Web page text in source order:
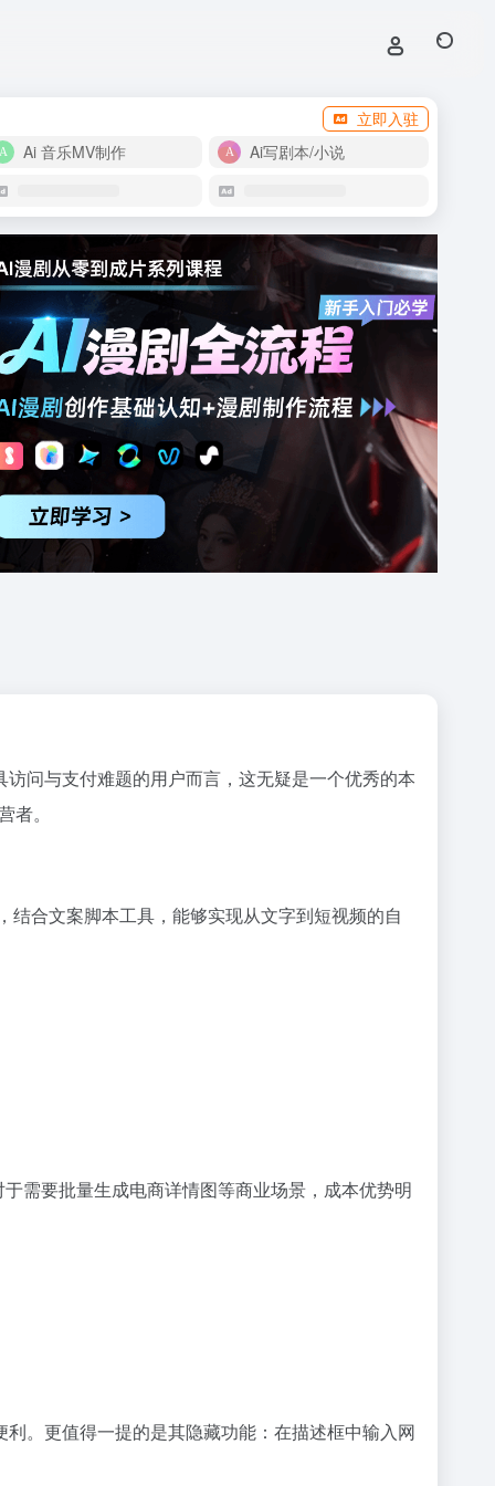
立即入驻
Ai 音乐MV制作
Ai写剧本/小说
问与支付难题的用户而言，这无疑是一个优秀的本
。
结合文案脚本工具，能够实现从文字到短视频的自
需要批量生成电商详情图等商业场景，成本优势明
。更值得一提的是其隐藏功能：在描述框中输入网